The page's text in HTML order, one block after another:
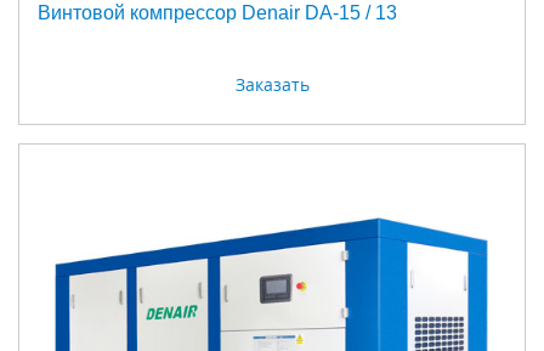
Винтовой компрессор Denair DA-15 / 13
Заказать